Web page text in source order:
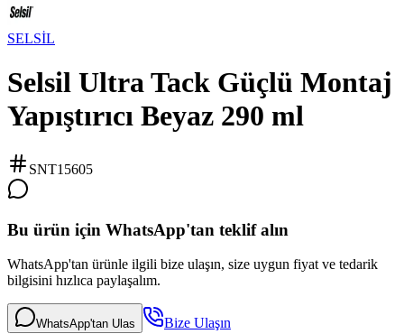
SELSİL
Selsil Ultra Tack Güçlü Montaj
Yapıştırıcı Beyaz 290 ml
SNT15605
Bu ürün için WhatsApp'tan teklif alın
WhatsApp'tan ürünle ilgili bize ulaşın, size uygun fiyat ve tedarik
bilgisini hızlıca paylaşalım.
WhatsApp'tan Ulas Bize Ulaşın